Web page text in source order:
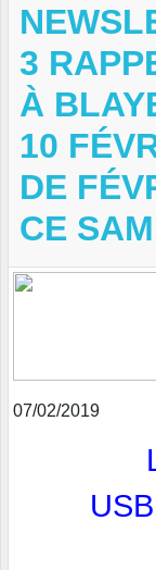
3
À
10
DE
CE
07/02/2019